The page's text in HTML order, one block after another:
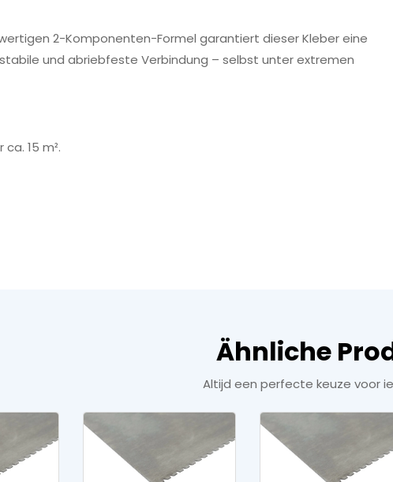
2-Komponenten-Formel garantiert dieser Kleber eine
und abriebfeste Verbindung – selbst unter extremen
15 m².
Ähnliche
Altijd een perfecte keuze voor